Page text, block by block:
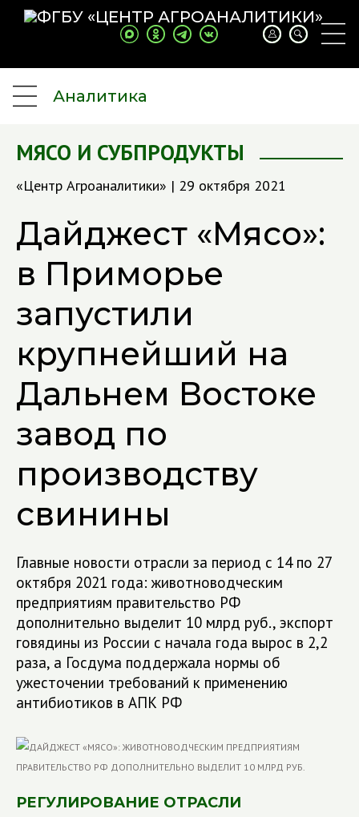
Аналитика
МЯСО И СУБПРОДУКТЫ
«Центр Агроаналитики» | 29 октября 2021
Дайджест «Мясо»:
в Приморье
запустили
крупнейший на
Дальнем Востоке
завод по
производству
свинины
Главные новости отрасли за период с 14 по 27
октября 2021 года: животноводческим
предприятиям правительство РФ
дополнительно выделит 10 млрд руб., экспорт
говядины из России с начала года вырос в 2,2
раза, а Госдума поддержала нормы об
ужесточении требований к применению
антибиотиков в АПК РФ
РЕГУЛИРОВАНИЕ ОТРАСЛИ